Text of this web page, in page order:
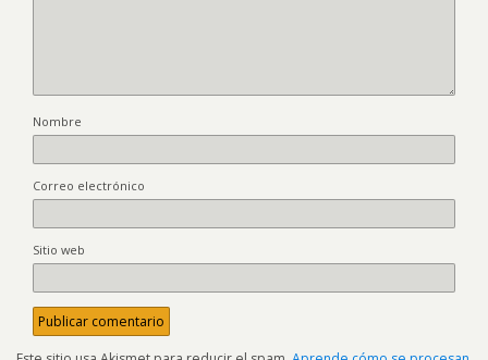
Nombre
Correo electrónico
Sitio web